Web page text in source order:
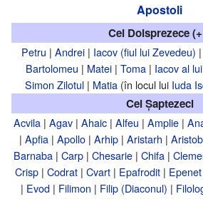
Apostoli
Cei Doisprezece
Petru | Andrei| Iacov (fiul lui Zevedeu) |
Bartolomeu | Matei| Toma| Iacov al
Simon Zilotul | Matia (în locul lui Iuda
Cei Șaptezeci
Acvila | Agav | Ahaic | Alfeu | Amplie |
| Apfia| Apollo| Arhip| Aristarh |
Barnaba| Carp| Chesarie| Chifa|
Crisp| Codrat| Cvart| Epafrodit| Epenet
| Evod | Filimon | Filip (Diaconul) |